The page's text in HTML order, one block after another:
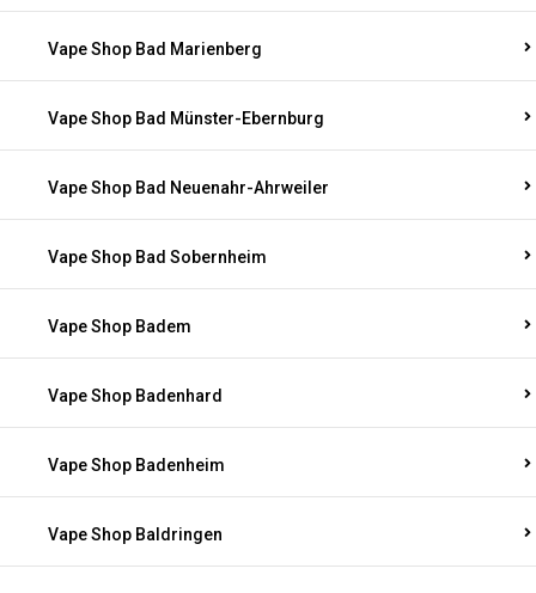
Vape Shop Bad Marienberg
Vape Shop Bad Münster-Ebernburg
Vape Shop Bad Neuenahr-Ahrweiler
Vape Shop Bad Sobernheim
Vape Shop Badem
Vape Shop Badenhard
Vape Shop Badenheim
Vape Shop Baldringen